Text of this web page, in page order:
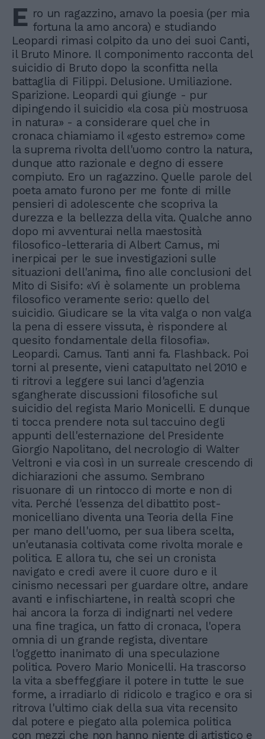
E ro un ragazzino, amavo la poesia (per mia
fortuna la amo ancora) e studiando
Leopardi rimasi colpito da uno dei suoi Canti,
il Bruto Minore. Il componimento racconta del
suicidio di Bruto dopo la sconfitta nella
battaglia di Filippi. Delusione. Umiliazione.
Sparizione. Leopardi qui giunge - pur
dipingendo il suicidio «la cosa più mostruosa
in natura» - a considerare quel che in
cronaca chiamiamo il «gesto estremo» come
la suprema rivolta dell'uomo contro la natura,
dunque atto razionale e degno di essere
compiuto. Ero un ragazzino. Quelle parole del
poeta amato furono per me fonte di mille
pensieri di adolescente che scopriva la
durezza e la bellezza della vita. Qualche anno
dopo mi avventurai nella maestosità
filosofico-letteraria di Albert Camus, mi
inerpicai per le sue investigazioni sulle
situazioni dell'anima, fino alle conclusioni del
Mito di Sisifo: «Vi è solamente un problema
filosofico veramente serio: quello del
suicidio. Giudicare se la vita valga o non valga
la pena di essere vissuta, è rispondere al
quesito fondamentale della filosofia».
Leopardi. Camus. Tanti anni fa. Flashback. Poi
torni al presente, vieni catapultato nel 2010 e
ti ritrovi a leggere sui lanci d'agenzia
sgangherate discussioni filosofiche sul
suicidio del regista Mario Monicelli. E dunque
ti tocca prendere nota sul taccuino degli
appunti dell'esternazione del Presidente
Giorgio Napolitano, del necrologio di Walter
Veltroni e via così in un surreale crescendo di
dichiarazioni che assumo. Sembrano
risuonare di un rintocco di morte e non di
vita. Perché l'essenza del dibattito post-
monicelliano diventa una Teoria della Fine
per mano dell'uomo, per sua libera scelta,
un'eutanasia coltivata come rivolta morale e
politica. E allora tu, che sei un cronista
navigato e credi avere il cuore duro e il
cinismo necessari per guardare oltre, andare
avanti e infischiartene, in realtà scopri che
hai ancora la forza di indignarti nel vedere
una fine tragica, un fatto di cronaca, l'opera
omnia di un grande regista, diventare
l'oggetto inanimato di una speculazione
politica. Povero Mario Monicelli. Ha trascorso
la vita a sbeffeggiare il potere in tutte le sue
forme, a irradiarlo di ridicolo e tragico e ora si
ritrova l'ultimo ciak della sua vita recensito
dal potere e piegato alla polemica politica
con mezzi che non hanno niente di artistico e